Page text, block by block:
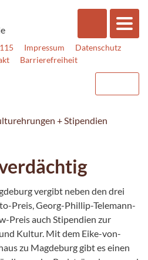
115 Impressum
Datenschutz
Barrierefreiheit
+ Stipendien
vergibt neben den drei
Preis, Georg-Phillip-Telemann-
Preis auch Stipendien zur
Kultur. Mit dem Eike-von-
zu Magdeburg gibt es einen